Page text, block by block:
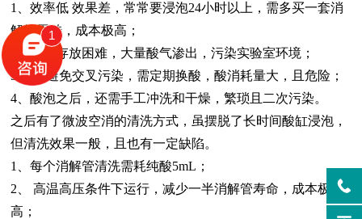
1、效率低 效果差，常常要浸泡24小时以上，需多买一套消
解管周转，成本极高；
2、酸缸存放困难，大量酸气渗出，污染实验室环境；
3、 为避免交叉污染，需定期换酸，酸消耗量大，且危险；
4、酸泡之后，还需手工冲洗和干燥，繁琐且二次污染。
之后有了微波空消的清洗方式，虽摆脱了长时间酸缸浸泡，
但清洗效果一般，且也有一定缺陷。
1、每个消解管清洗需耗纯酸5mL；
2、
高温高压条件下运行，减少一半消解管寿命，成本极
高；
1